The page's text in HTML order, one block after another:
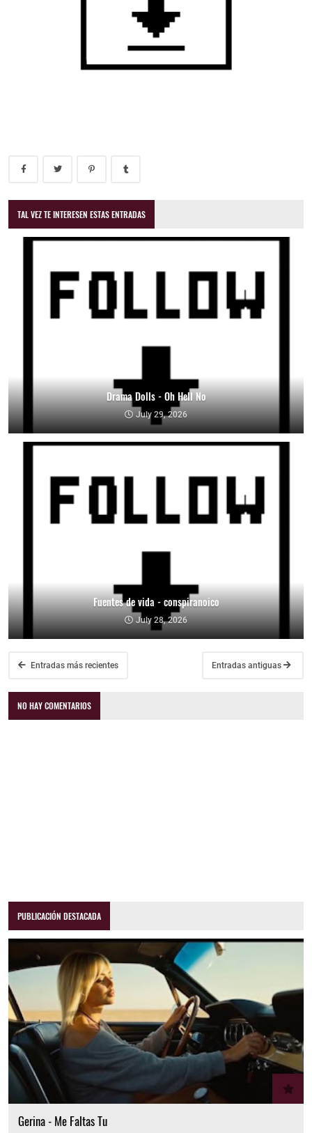
TAL VEZ TE INTERESEN ESTAS ENTRADAS
Drama Dolls - Oh Hell No
July 29, 2026
Fuentes de vida - conspiranoico
July 28, 2026
Entradas más recientes Entradas antiguas
NO HAY COMENTARIOS
PUBLICACIÓN DESTACADA
Gerina - Me Faltas Tu